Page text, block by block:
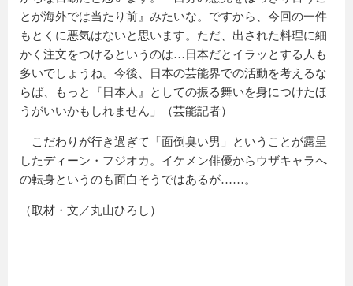
とが海外では当たり前』みたいな。ですから、今回の一件
もとくに悪気はないと思います。ただ、出された料理に細
かく注文をつけるというのは…日本だとイラッとする人も
多いでしょうね。今後、日本の芸能界での活動を考えるな
らば、もっと『日本人』としての振る舞いを身につけたほ
うがいいかもしれません」（芸能記者）
こだわりが行き過ぎて「面倒臭い男」ということが露呈
したディーン・フジオカ。イケメン俳優からウザキャラへ
の転身というのも面白そうではあるが……。
（取材・文／丸山ひろし）